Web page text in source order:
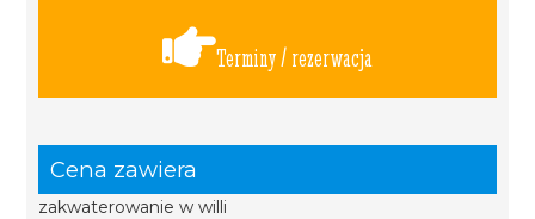
Terminy / rezerwacja
Cena zawiera
zakwaterowanie w willi